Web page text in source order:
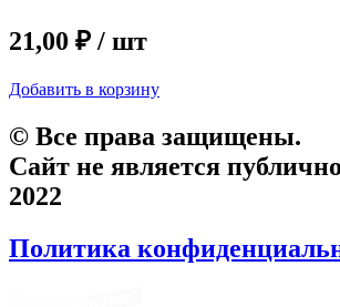
21,00 ₽ / шт
Добавить в корзину
© Все права защищены.
Сайт не является
2022
Политика